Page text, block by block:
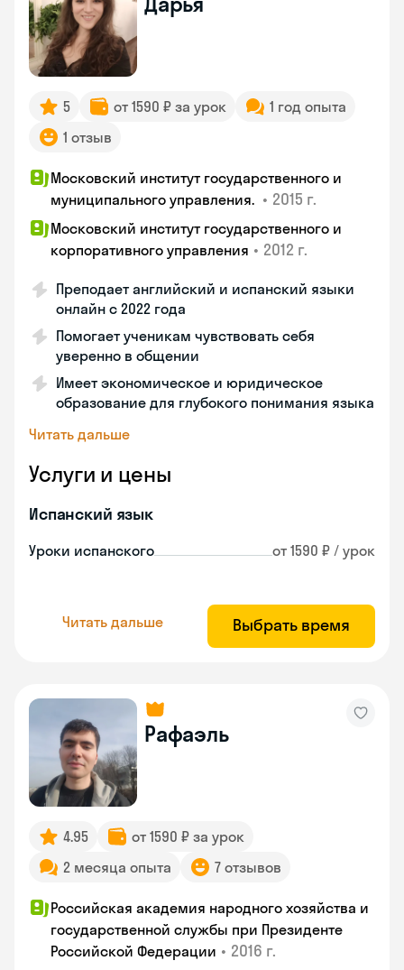
5 от 1590 ₽ за урок
1 год опыта
1 отзыв
Московский институт государственного и
муниципального управления. • 2015 г.
Московский институт государственного и
корпоративного управления • 2012 г.
Преподает английский и испанский языки
онлайн с 2022 года
Помогает ученикам чувствовать себя
уверенно в общении
Имеет экономическое и юридическое
образование для глубокого понимания языка
Читать дальше
Услуги и цены
Испанский язык
Уроки испанского от 1590 ₽ / урок
Читать дальше Выбрать время
Рафаэль
4.95
от 1590 ₽ за урок
2 месяца опыта
7 отзывов
Российская академия народного хозяйства и
государственной службы при Президенте
Российской Федерации • 2016 г.